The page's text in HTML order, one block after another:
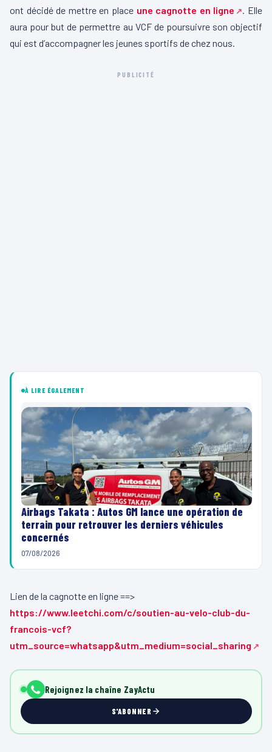
ont décidé de mettre en place une cagnotte en ligne . Elle
aura pour but de permettre au VCFde poursuivre son objectif
qui est d’accompagner les jeunes sportifs de chez nous.
PUBLICITÉ
À LIRE ÉGALEMENT
Airbags Takata : Autos GM lance une opération de
terrain pour retrouver les derniers véhicules
concernés
07/08/2026
Lien de la cagnotte en ligne ==>
https://www.leetchi.com/c/soutien-au-velo-club-du-
francois-vcf?
utm_source=whatsapp&utm_medium=social_sharing
Rejoignez la chaîne ZayActu
S'ABONNER